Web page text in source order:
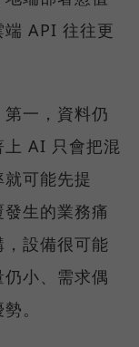
API 往往更
一，資料仍
上 AI 只會把混
可能先提
生的業務痛
設備很可能
小、需求偶
。